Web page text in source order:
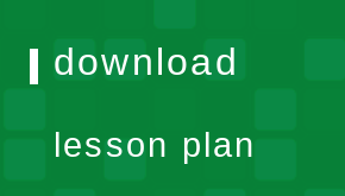
download
lesson plan